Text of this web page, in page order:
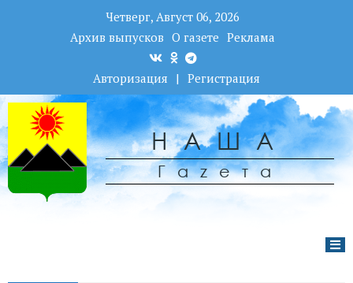
Четверг, Август 06, 2026
Архив выпусков О газете Реклама
Авторизация | Регистрация
НАША
Гаzета